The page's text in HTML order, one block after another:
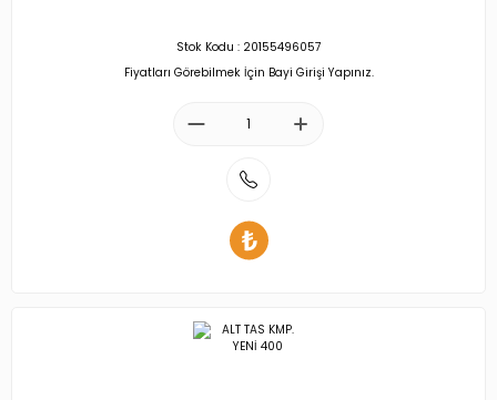
Stok Kodu : 20155496057
Fiyatları Görebilmek İçin Bayi Girişi Yapınız.